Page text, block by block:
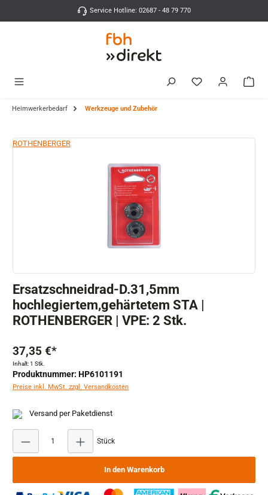
Zum Hauptinhalt springen Service Hotline: 02687 - 48 79 770
Heimwerkerbedarf Werkzeuge und Zubehör
ROTHENBERGER
Bildergalerie überspringen
Ersatzschneidrad-D.31,5mm
hochlegiertem,gehärtetem STA |
ROTHENBERGER | VPE: 2 Stk.
37,35 €*
Inhalt:1 Stk.
Produktnummer: HP6101191
Preise inkl. MwSt. zzgl. Versandkosten
Versand per Paketdienst
Stück
In den Warenkorb